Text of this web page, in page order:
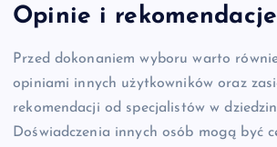
Opinie i rekomendacje
Przed dokonaniem wyboru warto
opiniami innych użytkowników oraz
rekomendacji od specjalistów w
Doświadczenia innych osób mogą być